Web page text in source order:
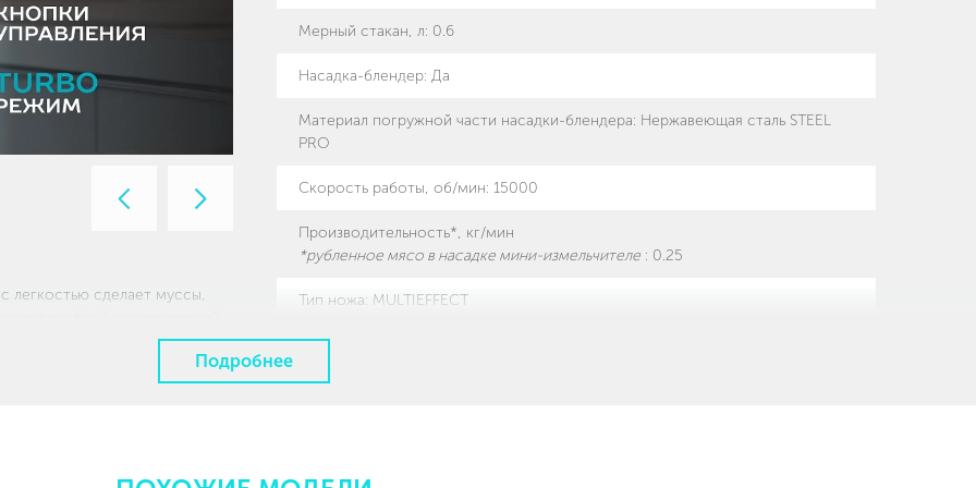
ПредыдущийСледующий
легкостью сделает муссы,
металлического венчика
сливки или воздушный крем
пюре позволит приготовить
нож MULTIEFFECT с двумя
Мерный стакан, л: 0.6
Насадка-блендер: Да
Материал погружной части насадки-блендера: Нержавеющая сталь STEEL
PRO
Скорость работы, об/мин: 15000
Производительность*, кг/мин
*рубленное мясо в насадке мини-измельчителе : 0.25
Тип ножа: MULTIEFFECT
Мойка в посудомоечной машине
Подробнее